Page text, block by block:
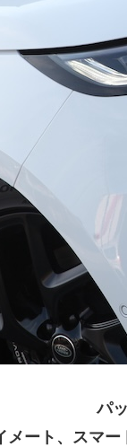
パ
ート、 スマー